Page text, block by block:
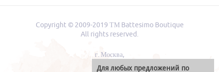
Copyright © 2009-2019 ТМ Battesimo Boutique
All rights reserved.
г. Москва,
Для любых предложений по